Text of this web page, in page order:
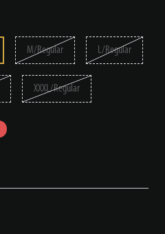
M/Regular L/Regular
XXXL/Regular